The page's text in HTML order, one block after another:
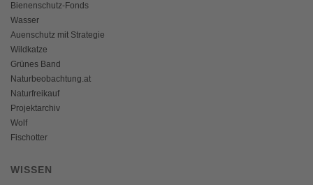
Bienenschutz-Fonds
Wasser
Auenschutz mit Strategie
Wildkatze
Grünes Band
Naturbeobachtung.at
Naturfreikauf
Projektarchiv
Wolf
Fischotter
WISSEN